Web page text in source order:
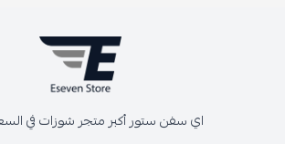
اي سفن ستور أكبر متجر شوزات في